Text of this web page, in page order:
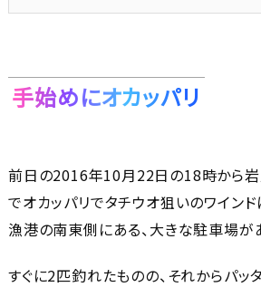
手始めにオカッパリ
前日の2016年10月22日の18時から
でオカッパリでタチウオ狙いのワイン
漁港の南東側にある、大きな駐車場が
すぐに2匹釣れたものの、それからパッ